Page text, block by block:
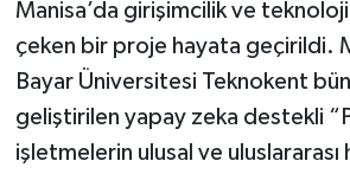
Manisa’da girişimcilik ve
çeken bir proje hayata geçirildi.
Bayar Üniversitesi Teknokent
geliştirilen yapay zeka destekli
işletmelerin ulusal ve